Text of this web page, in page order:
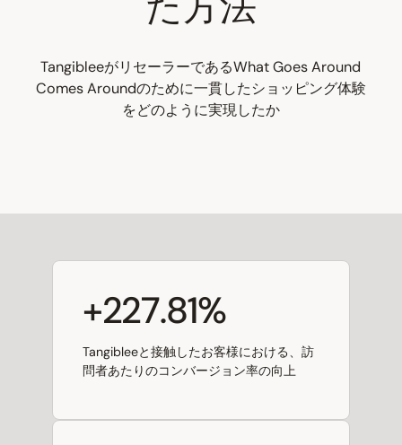
TangibleeがリセーラーであるWhat Goes Around
Comes Aroundのために一貫したショッピング体験
をどのように実現したか
+227.81%
Tangibleeと接触したお客様における、訪
問者あたりのコンバージョン率の向上